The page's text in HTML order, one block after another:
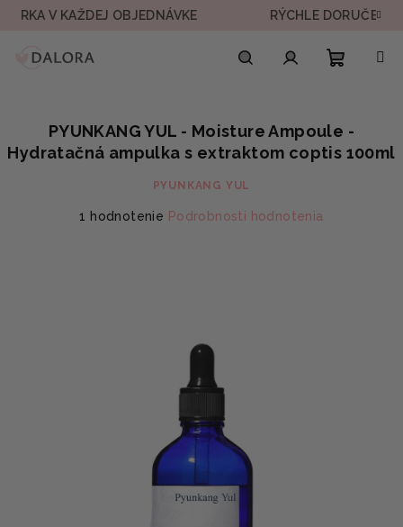
Prejsť
KAŽDEJ OBJEDNÁVKE RÝCHLE DORUČENIE DO 24H
košík
PYUNKANG YUL - Moisture Ampoule -
Hydratačná ampulka s extraktom coptis 100ml
PYUNKANG YUL
Priemerné
1 hodnotenie Podrobnosti hodnotenia